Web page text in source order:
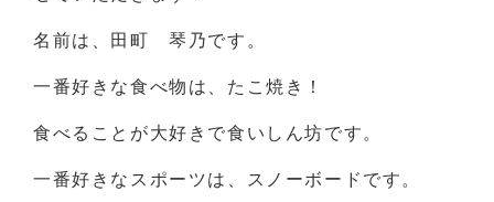
名前は、田町 琴乃です。
一番好きな食べ物は、たこ焼き！
食べることが大好きで食いしん坊です。
一番好きなスポーツは、スノーボードです。